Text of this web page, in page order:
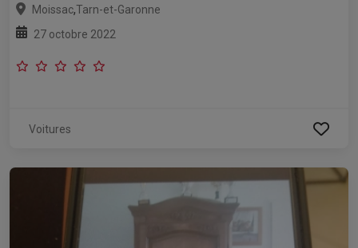
Moissac,Tarn-et-Garonne
27 octobre 2022
Voitures